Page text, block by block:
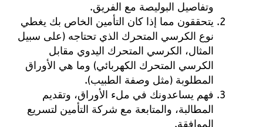
وتفاصيل البوليصة مع الفريق.
يتحققون مما إذا كان التأمين الخاص بك يغطي
نوع الكرسي المتحرك الذي تحتاجه (على سبيل
المثال، الكرسي المتحرك اليدوي مقابل
الكرسي المتحرك الكهربائي) وما هي الأوراق
المطلوبة (مثل وصفة الطبيب).
فهم يساعدونك في ملء الأوراق، وتقديم
المطالبة، والمتابعة مع شركة التأمين لتسريع
الموافقة.